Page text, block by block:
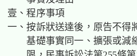
壹、程序事項
一、按訴狀送達後，原告不得
基礎事實同一、擴張或減